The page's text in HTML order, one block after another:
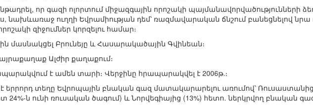
որ գազի ոլորտում միջազգային որոշակի պայմանավորվածությունների
նախևառաջ ուղղի Եվրամիության դեմ՝ ռազմավարական ճնշում բանեցնելով նրա
զիջումներ կորզելու համար։
մասնակցել Բրունեյը և Հասարակածային Գվինեան։
Ալժիր քաղաքում։
է ամեն տարի։ Վերջինը հրապարակվել է 2006թ.։
է երրորդ տեղը Եվրոպային բնական գազ մատակարարելու առումով՝
ն ունի ռուսական ծագում) և Նորվեգիայից (13%) հետո. ներկրվող բնական